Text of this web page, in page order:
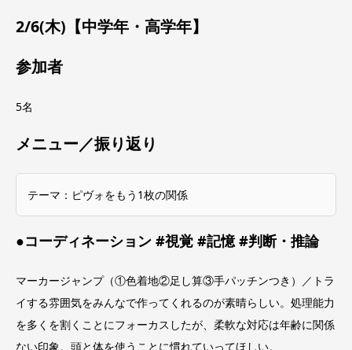
2/6(木)【中学年・高学年】
参加者
5名
メニュー／振り返り
テーマ：ピヴォをもう1枚の関係
●コーディネーション #視覚 #記憶 #判断・推論
マーカージャンプ（①色着地②足し算③手パッチンつき）／トラ
イする雰囲気をみんなで作ってくれるのが素晴らしい。処理能力
を多くを割くことにフォーカスしたが、柔軟な対応は年齢に関係
ない印象。頭と体を使うことに慣れていってほしい。